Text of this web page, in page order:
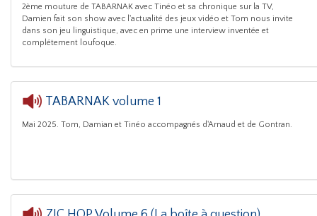
2ème mouture de TABARNAK avec Tinéo et sa chronique sur la TV,
Damien fait son show avec l'actualité des jeux vidéo et Tom nous invite
dans son jeu linguistique, avec en prime une interview inventée et
complétement loufoque.
TABARNAK volume 1
Mai 2025. Tom, Damian et Tinéo accompagnés d'Arnaud et de Gontran.